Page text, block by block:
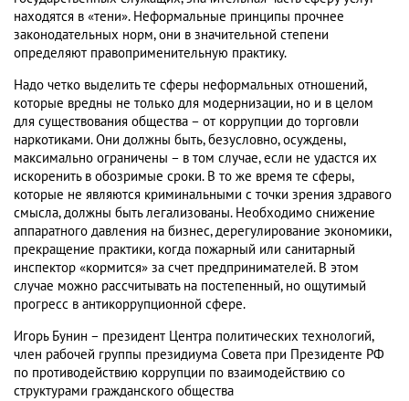
находятся в «тени». Неформальные принципы прочнее
законодательных норм, они в значительной степени
определяют правоприменительную практику.
Надо четко выделить те сферы неформальных отношений,
которые вредны не только для модернизации, но и в целом
для существования общества – от коррупции до торговли
наркотиками. Они должны быть, безусловно, осуждены,
максимально ограничены – в том случае, если не удастся их
искоренить в обозримые сроки. В то же время те сферы,
которые не являются криминальными с точки зрения здравого
смысла, должны быть легализованы. Необходимо снижение
аппаратного давления на бизнес, дерегулирование экономики,
прекращение практики, когда пожарный или санитарный
инспектор «кормится» за счет предпринимателей. В этом
случае можно рассчитывать на постепенный, но ощутимый
прогресс в антикоррупционной сфере.
Игорь Бунин – президент Центра политических технологий,
член рабочей группы президиума Совета при Президенте РФ
по противодействию коррупции по взаимодействию со
структурами гражданского общества